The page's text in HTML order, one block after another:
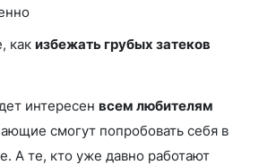
как избежать грубых затеков
интересен всем любителям
смогут попробовать себя в
А те, кто уже давно работают